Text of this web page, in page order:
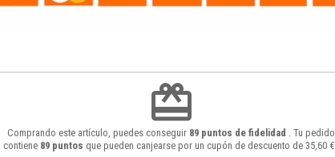
redeem
Comprando este artículo, puedes conseguir 89 puntos de fidelidad . Tu pedido
contiene 89puntos que pueden canjearse por un cupón de descuento de 35,60 €